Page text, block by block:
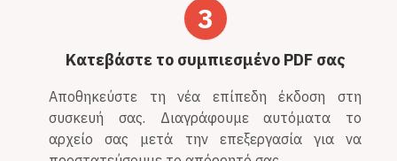
3
Κατεβάστε το συμπιεσμένο PDF σας
Αποθηκεύστε τη νέα επίπεδη έκδοση στη
συσκευή σας. Διαγράφουμε αυτόματα το
αρχείο σας μετά την επεξεργασία για να